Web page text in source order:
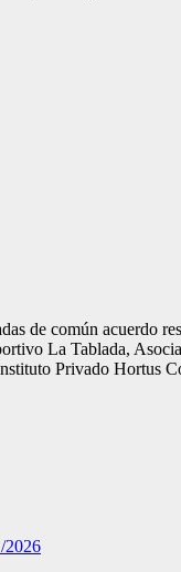
de común acuerdo
La Tablada,
Privado Hortus